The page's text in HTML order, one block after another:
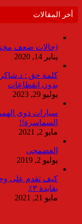
أخر المقالات
(حالات ضعف
يناير 14, 2020
بدون انقطاعات
يوليو 29, 2023
سيارات ذوى
السماسرة!!
مايو 2, 2021
العضمجى
يوليو 2, 2019
كيف تقدم على
بفايدة ٣٪
مايو 21, 2021